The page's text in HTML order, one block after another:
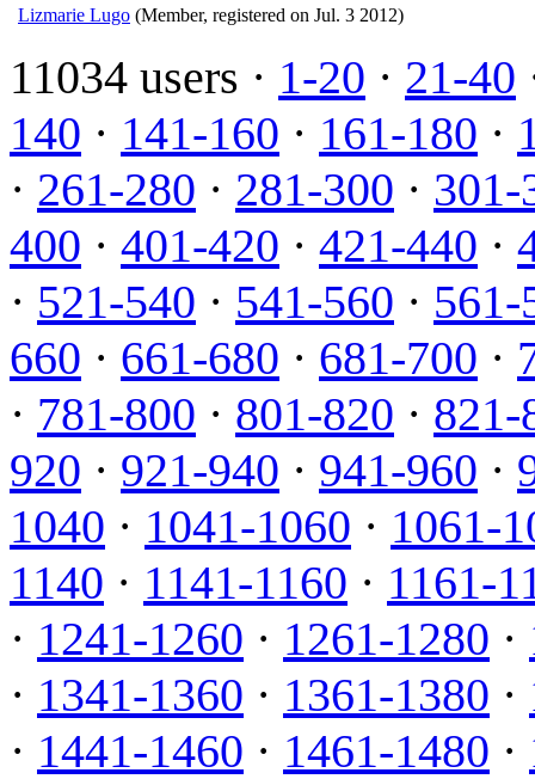
Lizmarie Lugo (Member, registered on Jul. 3 2012)
11034 users · 1-20 · 21-40
140 · 141-160 · 161-180 ·
· 261-280 · 281-300 · 301-
400 · 401-420 · 421-440 ·
· 521-540 · 541-560 · 561-
660 · 661-680 · 681-700 ·
· 781-800 · 801-820 · 821-
920 · 921-940 · 941-960 ·
1040 · 1041-1060 · 1061-
1140 · 1141-1160 · 1161-
· 1241-1260 · 1261-1280 ·
· 1341-1360 · 1361-1380 ·
· 1441-1460 · 1461-1480 ·